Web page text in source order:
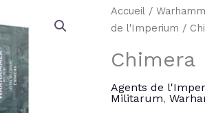
Accueil /
de l'Imperium /
Chimera
Agents de
Militarum,
Le
prix
était
quantité
de